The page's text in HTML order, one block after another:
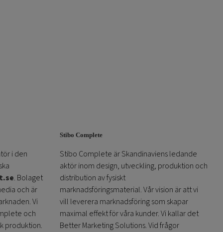
i den
. Bolaget
och är
Vi
och
produktion.
Stibo Complete
Stibo Complete är Skandinaviens ledande
aktör inom design, utveckling, produktion och
distribution av fysiskt
marknadsföringsmaterial. Vår vision är att vi
vill leverera marknadsföring som skapar
maximal effekt för våra kunder. Vi kallar det
Better Marketing Solutions. Vid frågor